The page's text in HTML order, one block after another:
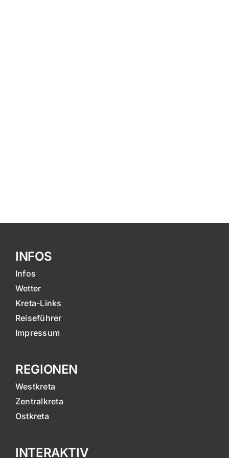
INFOS
Infos
Wetter
Kreta-Links
Reiseführer
Impressum
REGIONEN
Westkreta
Zentralkreta
Ostkreta
INTERAKTIV